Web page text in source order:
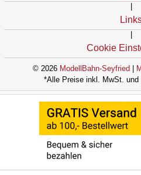
Cookie
© 2026 ModellBahn-Seyfried
*Alle Preise inkl. MwSt. und